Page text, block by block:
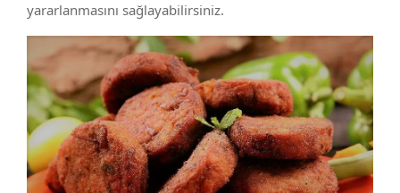
yararlanmasını sağlayabilirsiniz.